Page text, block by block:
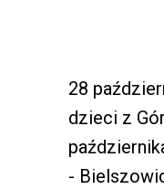
28
dzieci z
-